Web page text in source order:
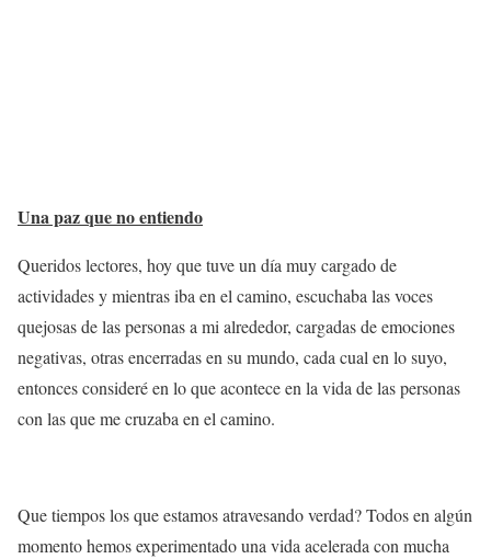
Una paz que no entiendo
Queridos lectores, hoy que tuve un día muy cargado de
actividades y mientras iba en el camino, escuchaba las voces
quejosas de las personas a mi alrededor, cargadas de emociones
negativas, otras encerradas en su mundo, cada cual en lo suyo,
entonces consideré en lo que acontece en la vida de las personas
con las que me cruzaba en el camino.
Que tiempos los que estamos atravesando verdad? Todos en algún
momento hemos experimentado una vida acelerada con mucha